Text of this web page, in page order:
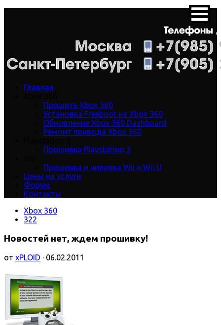
Главная
Прошить Xbox 360
Установка Freeboot на Xbox 360
Обновление Xbox 360 Dashboard
Ремонт привода Xbox 360
Прошивка Playstation 3
Прошивка и чиповка Wii и Wii U
Цены на услуги
Форум
Контакты
Xbox 360
322
Новостей нет, ждем прошивку!
от xPLOID · 06.02.2011